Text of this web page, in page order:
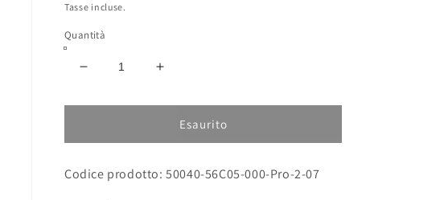
Tasse incluse.
Quantità
Diminuisci
per
Aumenta
per
Caricabatterie
Esaurito
Codice prodotto: 50040-56C05-000-Pro-2-07